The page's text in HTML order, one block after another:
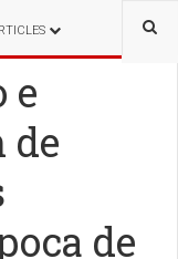
e
de
de